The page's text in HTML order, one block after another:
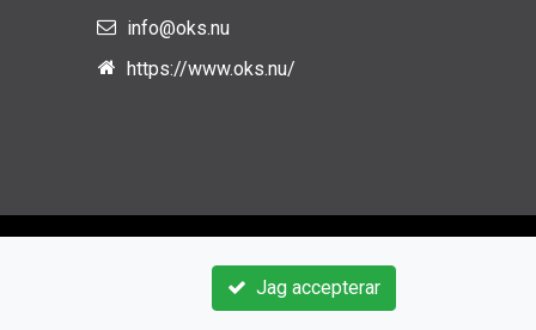
info@oks.nu
https://www.oks.nu/
Jag accepterar